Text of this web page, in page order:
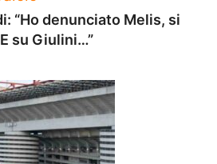
“Ho denunciato Melis, si
su Giulini…”